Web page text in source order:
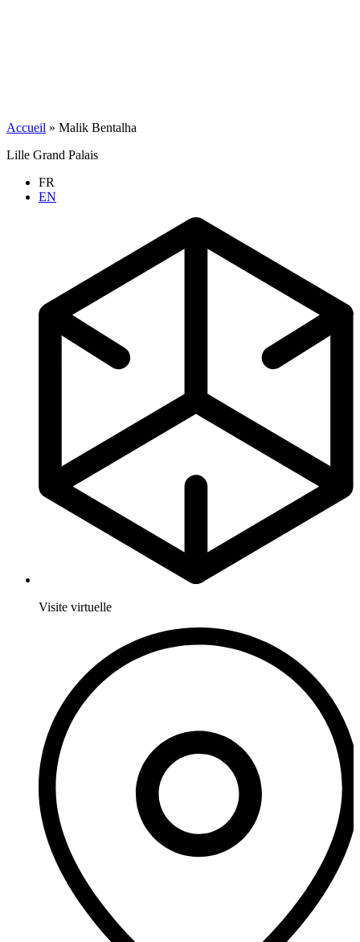
Accueil » Malik Bentalha
Lille Grand Palais
FR
EN
Visite virtuelle